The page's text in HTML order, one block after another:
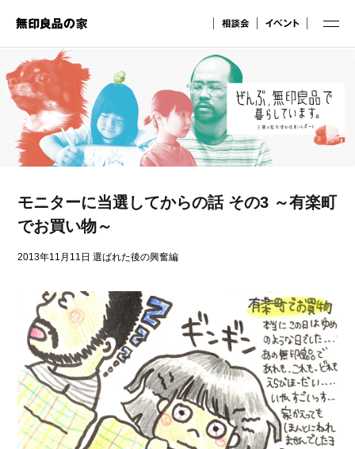
モニターに当選してからの話 その3 ～有楽町
でお買い物～
2013年11月11日 選ばれた後の興奮編